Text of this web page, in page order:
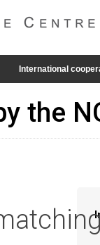
International
the